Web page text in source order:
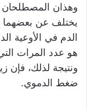
وهذان المصطلحان
يختلف عن بعضهما
الدم في الأوعية
هو عدد المرات
ونتيجة لذلك، فإن
ضغط الدموي.